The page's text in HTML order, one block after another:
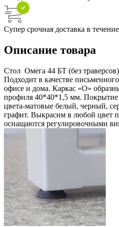
Супер срочная доставка в
Описание товара
Стол Омега 44 БТ (без
Подходит в качестве
офисе и дома. Каркас «О»
профиля 40*40*1,5 мм.
цвета-матовые белый, черный,
графит. Выкрасим в любой цвет
оснащаются регулировочными